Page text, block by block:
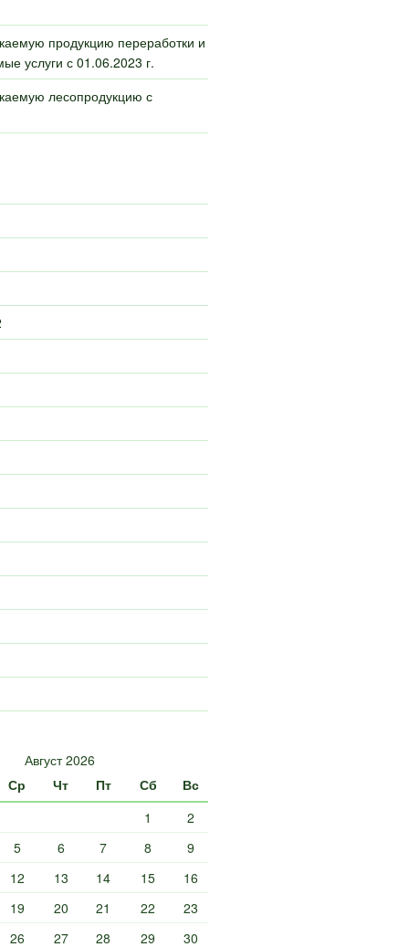
продукцию переработки и
услуги с 01.06.2023 г.
лесопродукцию с
Август 2026
Ср Чт Пт Сб
Вс
1
2
5 6 7 8
9
12 13 14 15
16
19 20 21 22
23
26 27 28 29
30